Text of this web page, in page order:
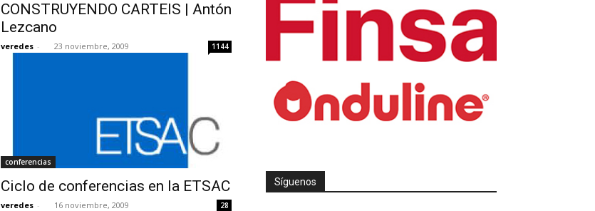
CONSTRUYENDO CARTEIS | Antón
Lezcano
veredes - 23 noviembre, 2009 1144
conferencias
Ciclo de conferencias en la ETSAC
veredes - 16 noviembre, 2009 28
Síguenos